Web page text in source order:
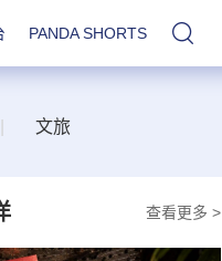
PANDA SHORTS
文旅
查看更多 >